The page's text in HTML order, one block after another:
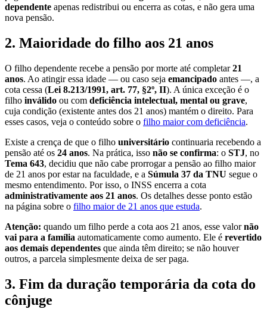
dependente apenas redistribui ou encerra as cotas, e não gera uma
nova pensão.
2. Maioridade do filho aos 21 anos
O filho dependente recebe a pensão por morte até completar21
anos. Ao atingir essa idade — ou caso seja emancipado antes —, a
cota cessa (Lei 8.213/1991, art. 77, §2º, II). A única exceção é o
filho inválido ou com deficiência intelectual, mental ou grave,
cuja condição (existente antes dos 21 anos) mantém o direito. Para
esses casos, veja o conteúdo sobre o filho maior com deficiência.
Existe a crença de que o filho universitário continuaria recebendo a
pensão até os 24 anos. Na prática, isso não se confirma: o STJ, no
Tema 643, decidiu que não cabe prorrogar a pensão ao filho maior
de 21 anos por estar na faculdade, e a Súmula 37 da TNU segue o
mesmo entendimento. Por isso, o INSS encerra a cota
administrativamente aos 21 anos. Os detalhes desse ponto estão
na página sobre o filho maior de 21 anos que estuda.
Atenção: quando um filho perde a cota aos 21 anos, esse valornão
vai para a família automaticamente como aumento. Ele é revertido
aos demais dependentes que ainda têm direito; se não houver
outros, a parcela simplesmente deixa de ser paga.
3. Fim da duração temporária da cota do
cônjuge